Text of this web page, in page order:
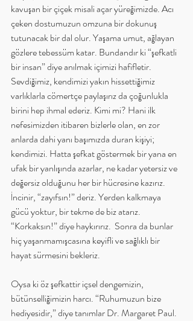
kavuşan bir çiçek misali açar yüreğimizde. Acı
çeken dostumuzun omzuna bir dokunuş
tutunacak bir dal olur. Yaşama umut, ağlayan
gözlere tebessüm katar. Bundandır ki “şefkatli
bir insan” diye anılmak içimizi hafifletir.
Sevdiğimiz, kendimizi yakın hissettiğimiz
varlıklarla cömertçe paylaşırız da çoğunlukla
birini hep ihmal ederiz. Kimi mi? Hani ilk
nefesimizden itibaren bizlerle olan, en zor
anlarda dahi yanı başımızda duran kişiyi;
kendimizi. Hatta şefkat göstermek bir yana en
ufak bir yanlışında azarlar, ne kadar yetersiz ve
değersiz olduğunu her bir hücresine kazırız.
İncinir, “zayıfsın!” deriz. Yerden kalkmaya
gücü yoktur, bir tekme de biz atarız.
“Korkaksın!” diye haykırırız.  Sonra da bunlar
hiç yaşanmamışcasına keyifli ve sağlıklı bir
hayat sürmesini bekleriz.
Oysa ki öz şefkattir içsel dengemizin,
bütünselliğimizin harcı. “Ruhumuzun bize
hediyesidir,” diye tanımlar Dr. Margaret Paul.